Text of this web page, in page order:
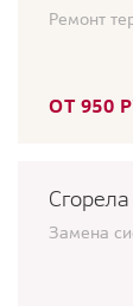
Ремонт
ОТ 950
Замена